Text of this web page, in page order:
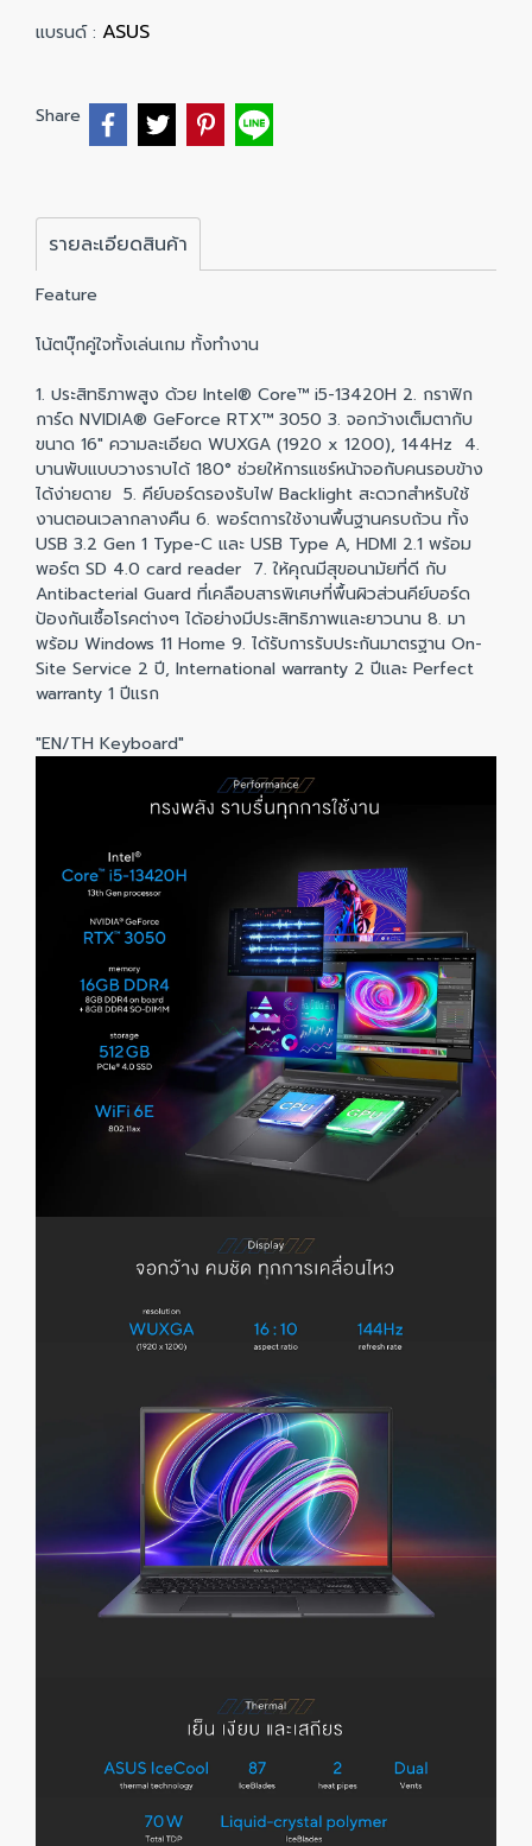
แบรนด์ : ASUS
Share
รายละเอียดสินค้า
Feature
โน้ตบุ๊กคู่ใจทั้งเล่นเกม ทั้งทำงาน
1. ประสิทธิภาพสูง ด้วย Intel® Core™ i5-13420H 2. กราฟิก
การ์ด NVIDIA® GeForce RTX™ 3050 3. จอกว้างเต็มตากับ
ขนาด 16" ความละเอียด WUXGA (1920 x 1200), 144Hz 4.
บานพับแบบวางราบได้ 180° ช่วยให้การแชร์หน้าจอกับคนรอบข้าง
ได้ง่ายดาย 5. คีย์บอร์ดรองรับไฟ Backlight สะดวกสำหรับใช้
งานตอนเวลากลางคืน 6. พอร์ตการใช้งานพื้นฐานครบถ้วน ทั้ง
USB 3.2 Gen 1 Type-C และ USB Type A, HDMI 2.1 พร้อม
พอร์ต SD 4.0 card reader 7. ให้คุณมีสุขอนามัยที่ดี กับ
Antibacterial Guard ที่เคลือบสารพิเศษที่พื้นผิวส่วนคีย์บอร์ด
ป้องกันเชื้อโรคต่างๆ ได้อย่างมีประสิทธิภาพและยาวนาน 8. มา
พร้อม Windows 11 Home 9. ได้รับการรับประกันมาตรฐาน On-
Site Service 2 ปี, International warranty 2 ปีและ Perfect
warranty 1 ปีแรก
"EN/TH Keyboard"